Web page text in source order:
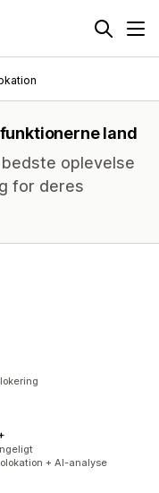
land
oplevelse
for deres
+ AI-analyse